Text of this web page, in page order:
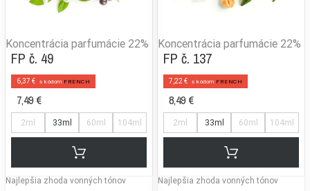
Koncentrácia parfumácie 22%
FP č. 49
6,37 € s kódom FRENCH
7,49 €
2ml 33ml 60ml 104ml
Najlepšia zhoda vonných tónov
Koncentrácia parfumácie 22%
FP č. 137
7,22 € s kódom FRENCH
8,49 €
2ml 33ml 60ml 104ml
Najlepšia zhoda vonných tónov